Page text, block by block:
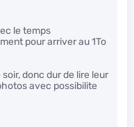
le temps
pour arriver au 1To
donc dur de lire leur
avec possibilite